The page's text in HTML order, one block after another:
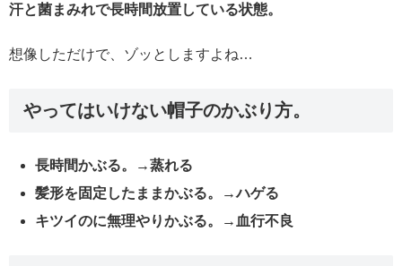
汗と菌まみれで長時間放置している状態。
想像しただけで、ゾッとしますよね…
やってはいけない帽子のかぶり方。
長時間かぶる。→蒸れる
髪形を固定したままかぶる。→ハゲる
キツイのに無理やりかぶる。→血行不良